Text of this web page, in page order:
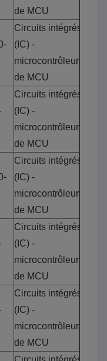
de MCU
Circuits intégrés
(IC) -
microcontrôleurs
de MCU
Circuits intégrés
(IC) -
microcontrôleurs
de MCU
Circuits intégrés
(IC) -
microcontrôleurs
de MCU
Circuits intégrés
(IC) -
microcontrôleurs
de MCU
Circuits intégrés
(IC) -
microcontrôleurs
de MCU